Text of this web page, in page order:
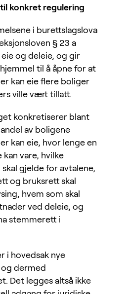
konkret regulering
i burettslagslova
§ 23 a
og deleie, og gir
til å åpne for at
kan eie flere boliger
ville vært tillatt.
konkretiserer blant
av boligene
kan eie, hvor lenge en
vare, hvilke
gjelde for avtalene,
og bruksrett skal
hvem som skal
ved deleie, og
stemmerett i
i hovedsak nye
dermed
Det legges altså ikke